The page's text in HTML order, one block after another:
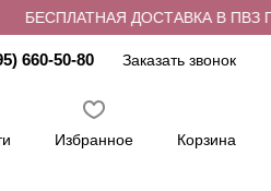
БЕСПЛАТНАЯ ДОСТАВКА В ПВЗ
660-50-80 Заказать звонок
Избранное Корзина